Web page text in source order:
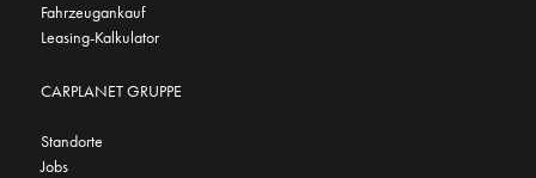
Fahrzeugankauf
Leasing-Kalkulator
CARPLANET GRUPPE
Standorte
Jobs